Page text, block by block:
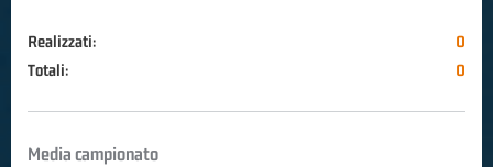
Realizzati:
0
Totali:
0
Media campionato